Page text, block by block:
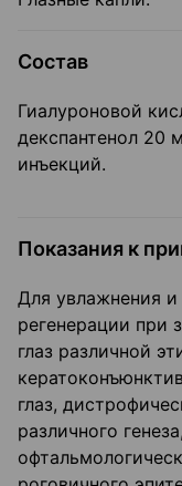
Состав
Гиалуроновой
декспантенол 20
инъекций.
Показания к
Для увлажнения
регенерации при
глаз различной
глаз,
различного